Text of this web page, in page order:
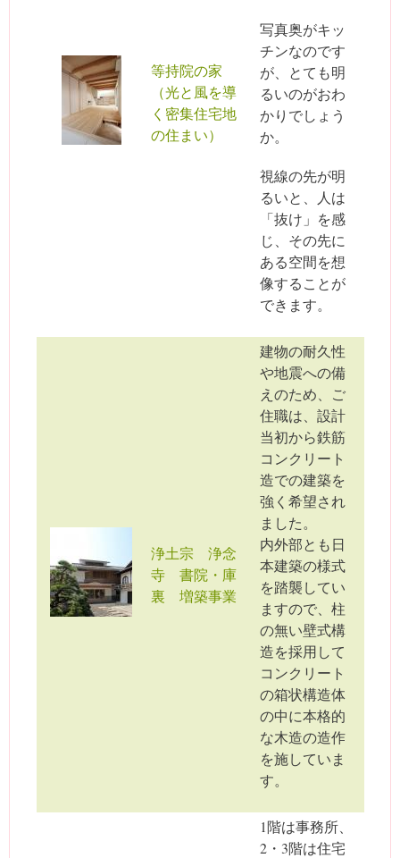
等持院の家
（光と風を導
く密集住宅地
の住まい）
写真奥がキッ
チンなのです
が、とても明
るいのがおわ
かりでしょう
か。
視線の先が明
るいと、人は
「抜け」を感
じ、その先に
ある空間を想
像することが
できます。
浄土宗 浄念
寺 書院・庫
裏 増築事業
建物の耐久性
や地震への備
えのため、ご
住職は、設計
当初から鉄筋
コンクリート
造での建築を
強く希望され
ました。
内外部とも日
本建築の様式
を踏襲してい
ますので、柱
の無い壁式構
造を採用して
コンクリート
の箱状構造体
の中に本格的
な木造の造作
を施していま
す。
1階は事務所、
2・3階は住宅